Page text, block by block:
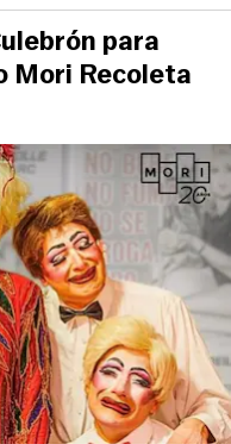
para
Mori Recoleta